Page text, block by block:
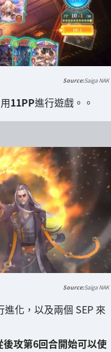
Saiga NAK
11PP進行遊戲。。
Saiga NAK
化，以及兩個 SEP 來
後攻第6回合開始可以使